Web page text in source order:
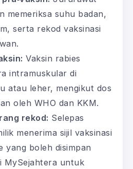
memeriksa suhu badan,
serta rekod vaksinasi
Vaksin rabies
intramuskular di
atau leher, mengikut dos
oleh WHO dan KKM.
rekod: Selepas
menerima sijil vaksinasi
yang boleh disimpan
MySejahtera untuk